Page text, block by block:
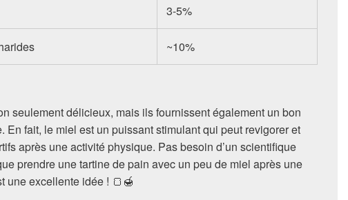
3-5%
~10%
seulement délicieux, mais ils fournissent également un bon
En fait, le miel est un puissant stimulant qui peut revigorer et
après une activité physique. Pas besoin d’un scientifique
prendre une tartine de pain avec un peu de miel après une
une excellente idée ! 🍞🍯